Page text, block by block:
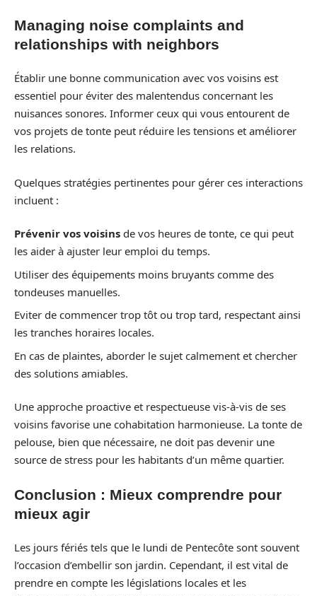
Managing noise complaints and
relationships with neighbors
Établir une bonne communication avec vos voisins est
essentiel pour éviter des malentendus concernant les
nuisances sonores. Informer ceux qui vous entourent de
vos projets de tonte peut réduire les tensions et améliorer
les relations.
Quelques stratégies pertinentes pour gérer ces interactions
incluent :
Prévenir vos voisins de vos heures de tonte, ce qui peut
les aider à ajuster leur emploi du temps.
Utiliser des équipements moins bruyants comme des
tondeuses manuelles.
Eviter de commencer trop tôt ou trop tard, respectant ainsi
les tranches horaires locales.
En cas de plaintes, aborder le sujet calmement et chercher
des solutions amiables.
Une approche proactive et respectueuse vis-à-vis de ses
voisins favorise une cohabitation harmonieuse. La tonte de
pelouse, bien que nécessaire, ne doit pas devenir une
source de stress pour les habitants d’un même quartier.
Conclusion : Mieux comprendre pour
mieux agir
Les jours fériés tels que le lundi de Pentecôte sont souvent
l’occasion d’embellir son jardin. Cependant, il est vital de
prendre en compte les législations locales et les